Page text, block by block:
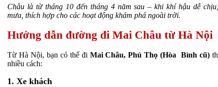
Châu là từ tháng 10 đến tháng 4 năm sau – khi khí hậu dễ
mưa, thích hợp cho các hoạt động khám phá ngoài trời.
Hướng dẫn đường đi Mai Châu từ Hà Nội
Từ Hà Nội, bạn có thể đi Mai Châu, Phú Thọ (Hòa Bình cũ)
nhiều cách:
1. Xe khách